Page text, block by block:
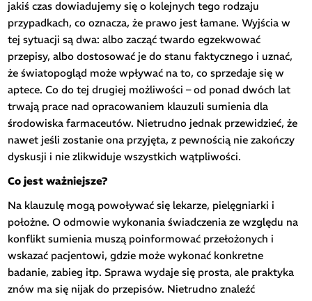
jakiś czas dowiadujemy się o kolejnych tego rodzaju
przypadkach, co oznacza, że prawo jest łamane. Wyjścia w
tej sytuacji są dwa: albo zacząć twardo egzekwować
przepisy, albo dostosować je do stanu faktycznego i uznać,
że światopogląd może wpływać na to, co sprzedaje się w
aptece. Co do tej drugiej możliwości – od ponad dwóch lat
trwają prace nad opracowaniem klauzuli sumienia dla
środowiska farmaceutów. Nietrudno jednak przewidzieć, że
nawet jeśli zostanie ona przyjęta, z pewnością nie zakończy
dyskusji i nie zlikwiduje wszystkich wątpliwości.
Co jest ważniejsze?
Na klauzulę mogą powoływać się lekarze, pielęgniarki i
położne. O odmowie wykonania świadczenia ze względu na
konflikt sumienia muszą poinformować przełożonych i
wskazać pacjentowi, gdzie może wykonać konkretne
badanie, zabieg itp. Sprawa wydaje się prosta, ale praktyka
znów ma się nijak do przepisów. Nietrudno znaleźć